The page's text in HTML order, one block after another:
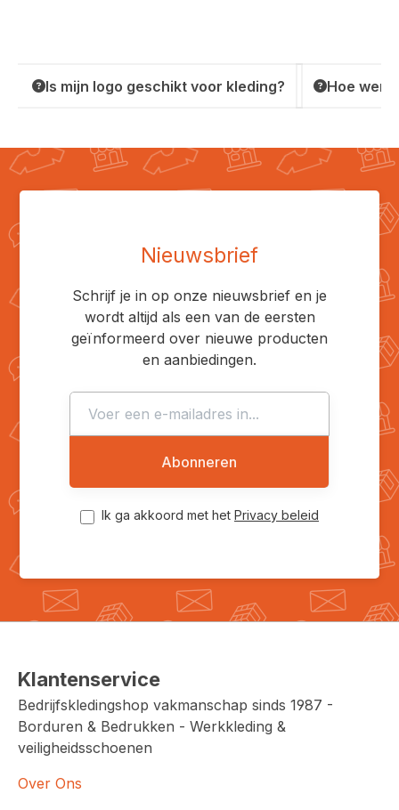
Is mijn logo geschikt voor kleding? Hoe
Nieuwsbrief
Schrijf je in op onze nieuwsbrief en je
wordt altijd als een van de eersten
geïnformeerd over nieuwe producten
en aanbiedingen.
Abonneren
Ik ga akkoord met het Privacy beleid
Klantenservice
Bedrijfskledingshop vakmanschap sinds 1987 -
Borduren & Bedrukken - Werkkleding &
veiligheidsschoenen
Over Ons